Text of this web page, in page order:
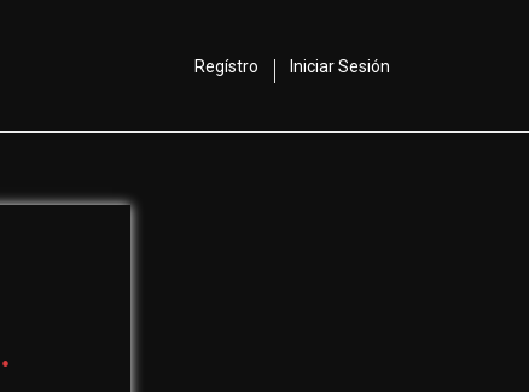
Regístro Iniciar Sesión